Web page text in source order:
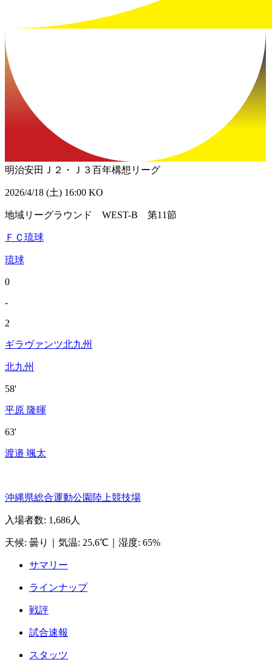
明治安田Ｊ２・Ｊ３百年構想リーグ
2026/4/18 (土) 16:00 KO
地域リーグラウンド WEST-B 第11節
ＦＣ琉球
琉球
0
-
2
ギラヴァンツ北九州
北九州
58'
平原 隆暉
63'
渡邉 颯太
沖縄県総合運動公園陸上競技場
入場者数: 1,686人
天候: 曇り 気温: 25.6℃ 湿度: 65%
サマリー
ラインナップ
戦評
試合速報
スタッツ